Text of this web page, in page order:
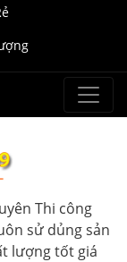
Thi công
sử dủng sản
lượng tốt giá